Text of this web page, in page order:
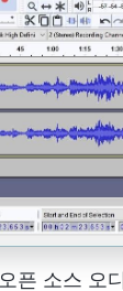
픈 소스 오